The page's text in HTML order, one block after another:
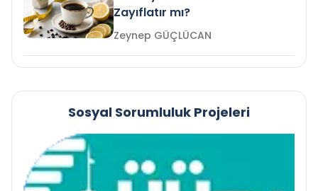
Zayıflatır mı?
Zeynep GÜÇLÜCAN
Sosyal Sorumluluk Projeleri